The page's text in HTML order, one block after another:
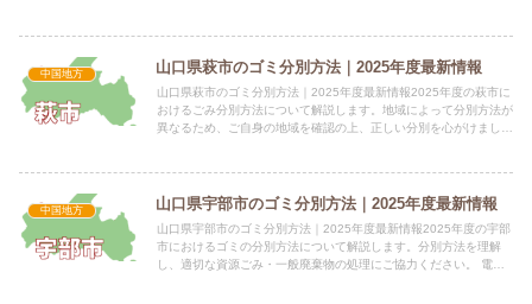
中国地方 山口県萩市のゴミ分別方法｜2025年度最新情報
山口県萩市のゴミ分別方法｜2025年度最新情報2025年度の萩市に
おけるごみ分別方法について解説します。地域によって分別方法が
異なるため、ご自身の地域を確認の上、正しい分別を心がけましょ
中国地方 山口県宇部市のゴミ分別方法｜2025年度最新情報
山口県宇部市のゴミ分別方法｜2025年度最新情報2025年度の宇部
市におけるゴミの分別方法について解説します。分別方法を理解
し、適切な資源ごみ・一般廃棄物の処理にご協力ください。 電話